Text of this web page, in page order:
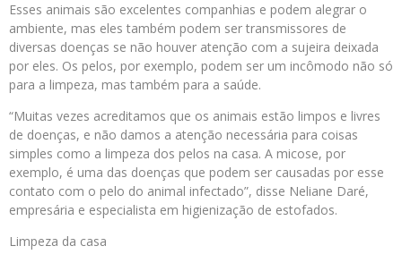
Esses animais são excelentes companhias e podem alegrar o
ambiente, mas eles também podem ser transmissores de
diversas doenças se não houver atenção com a sujeira deixada
por eles. Os pelos, por exemplo, podem ser um incômodo não só
para a limpeza, mas também para a saúde.
“Muitas vezes acreditamos que os animais estão limpos e livres
de doenças, e não damos a atenção necessária para coisas
simples como a limpeza dos pelos na casa. A micose, por
exemplo, é uma das doenças que podem ser causadas por esse
contato com o pelo do animal infectado”, disse Neliane Daré,
empresária e especialista em higienização de estofados.
Limpeza da casa